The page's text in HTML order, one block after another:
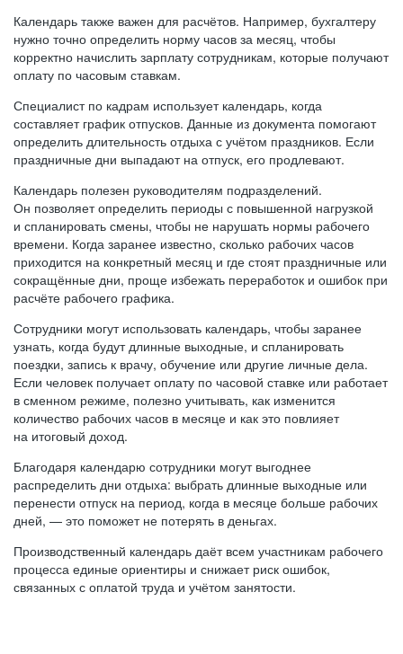
Календарь также важен для расчётов. Например, бухгалтеру
нужно точно определить норму часов за месяц, чтобы
корректно начислить зарплату сотрудникам, которые получают
оплату по часовым ставкам.
Специалист по кадрам использует календарь, когда
составляет график отпусков. Данные из документа помогают
определить длительность отдыха с учётом праздников. Если
праздничные дни выпадают на отпуск, его продлевают.
Календарь полезен руководителям подразделений.
Он позволяет определить периоды с повышенной нагрузкой
и спланировать смены, чтобы не нарушать нормы рабочего
времени. Когда заранее известно, сколько рабочих часов
приходится на конкретный месяц и где стоят праздничные или
сокращённые дни, проще избежать переработок и ошибок при
расчёте рабочего графика.
Сотрудники могут использовать календарь, чтобы заранее
узнать, когда будут длинные выходные, и спланировать
поездки, запись к врачу, обучение или другие личные дела.
Если человек получает оплату по часовой ставке или работает
в сменном режиме, полезно учитывать, как изменится
количество рабочих часов в месяце и как это повлияет
на итоговый доход.
Благодаря календарю сотрудники могут выгоднее
распределить дни отдыха: выбрать длинные выходные или
перенести отпуск на период, когда в месяце больше рабочих
дней, — это поможет не потерять в деньгах.
Производственный календарь даёт всем участникам рабочего
процесса единые ориентиры и снижает риск ошибок,
связанных с оплатой труда и учётом занятости.